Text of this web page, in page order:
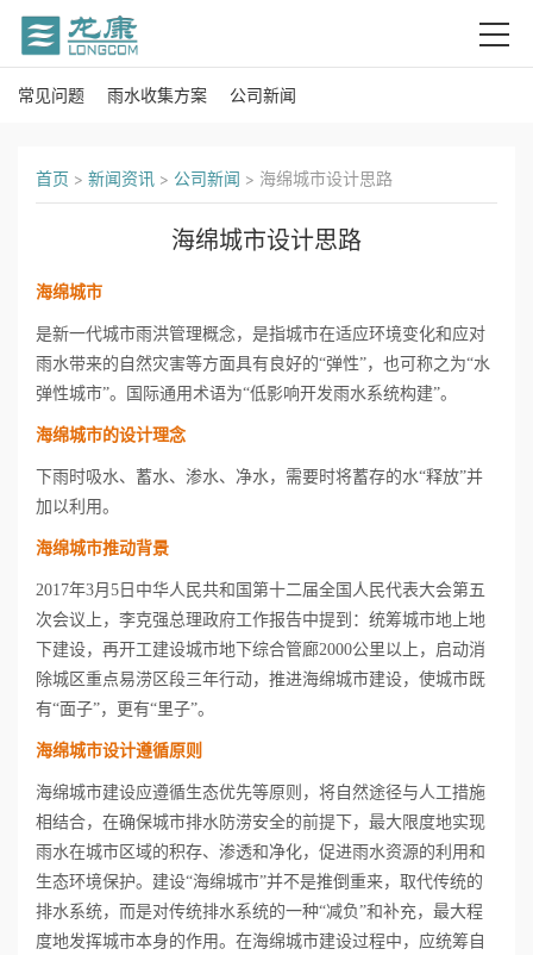
首
关
品
工
案
新
闻
常见问题 雨水收集方案 公司新闻
首页 > 新闻资讯 > 公司新闻 > 海绵城市设计思路
海绵城市设计思路
海绵城市
是新一代城市雨洪管理概念，是指城市在适应环境变化和应对
雨水带来的自然灾害等方面具有良好的“弹性”，也可称之为“水
弹性城市”。国际通用术语为“低影响开发雨水系统构建”。
海绵城市的设计理念
下雨时吸水、蓄水、渗水、净水，需要时将蓄存的水“释放”并
加以利用。
海绵城市推动背景
2017年3月5日中华人民共和国第十二届全国人民代表大会第五
次会议上，李克强总理政府工作报告中提到：统筹城市地上地
下建设，再开工建设城市地下综合管廊2000公里以上，启动消
除城区重点易涝区段三年行动，推进海绵城市建设，使城市既
有“面子”，更有“里子”。
海绵城市设计遵循原则
海绵城市建设应遵循生态优先等原则，将自然途径与人工措施
相结合，在确保城市排水防涝安全的前提下，最大限度地实现
雨水在城市区域的积存、渗透和净化，促进雨水资源的利用和
生态环境保护。建设“海绵城市”并不是推倒重来，取代传统的
排水系统，而是对传统排水系统的一种“减负”和补充，最大程
度地发挥城市本身的作用。在海绵城市建设过程中，应统筹自